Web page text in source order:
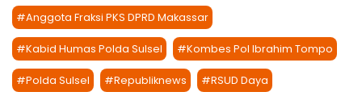
#Anggota Fraksi PKS DPRD Makassar
#Kabid Humas Polda Sulsel #Kombes Pol Ibrahim Tompo
#Polda Sulsel #Republiknews #RSUD Daya